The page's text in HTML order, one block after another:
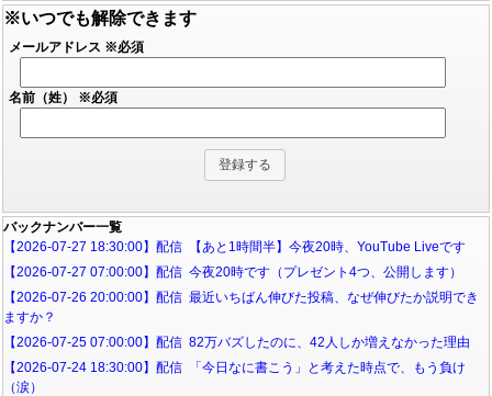
※いつでも解除できます
メールアドレス ※必須
名前（姓） ※必須
バックナンバー一覧
【2026-07-27 18:30:00】配信 【あと1時間半】今夜20時、YouTube Liveです
【2026-07-27 07:00:00】配信 今夜20時です（プレゼント4つ、公開します）
【2026-07-26 20:00:00】配信 最近いちばん伸びた投稿、なぜ伸びたか説明でき
ますか？
【2026-07-25 07:00:00】配信 82万バズしたのに、42人しか増えなかった理由
【2026-07-24 18:30:00】配信 「今日なに書こう」と考えた時点で、もう負け
（涙）